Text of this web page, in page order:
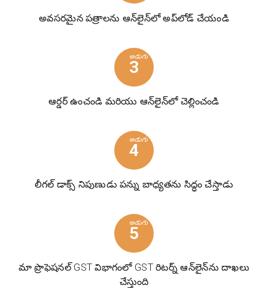
అవసరమైన పత్రాలను ఆన్‌లైన్‌లో అప్‌లోడ్ చేయండి
అడుగు
3
ఆర్డర్ ఉంచండి మరియు ఆన్‌లైన్‌లో చెల్లించండి
అడుగు
4
లీగల్ డాక్స్ నిపుణుడు పన్ను బాధ్యతను సిద్ధం చేస్తాడు
అడుగు
5
మా ప్రొఫెషనల్ GST విభాగంలో GST రిటర్న్ ఆన్‌లైన్‌ను దాఖలు
చేస్తుంది